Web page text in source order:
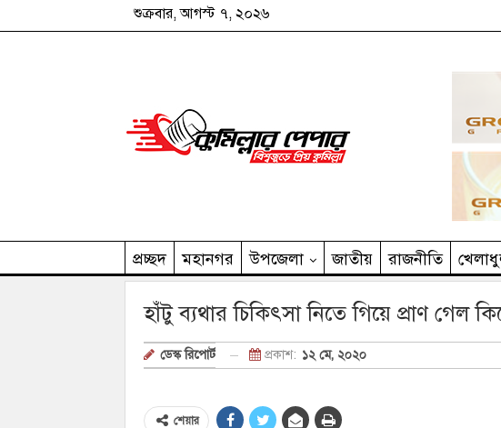
শুক্রবার, আগস্ট ৭, ২০২৬
প্রচ্ছদ মহানগর উপজেলা জাতীয় রাজনীতি
হাঁটু ব্যথার চিকিৎসা নিতে গিয়ে প্রাণ গেল
ডেস্ক রিপোর্ট প্রকাশ: ১২ মে, ২০২০
শেয়ার